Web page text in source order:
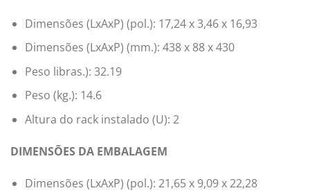
Dimensões (LxAxP) (pol.): 17,24 x 3,46 x 16,93
Dimensões (LxAxP) (mm.): 438 x 88 x 430
Peso libras.): 32.19
Peso (kg.): 14.6
Altura do rack instalado (U): 2
DIMENSÕES DA EMBALAGEM
Dimensões (LxAxP) (pol.): 21,65 x 9,09 x 22,28